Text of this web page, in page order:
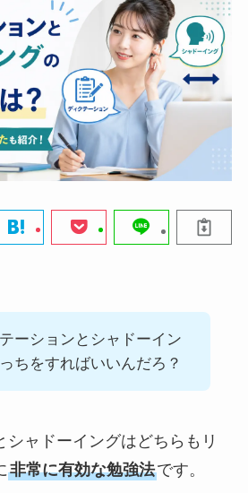
ーションとシャドーイン
ちをすればいいんだろ？
シャドーイングはどちらもリ
非常に有効な勉強法です。